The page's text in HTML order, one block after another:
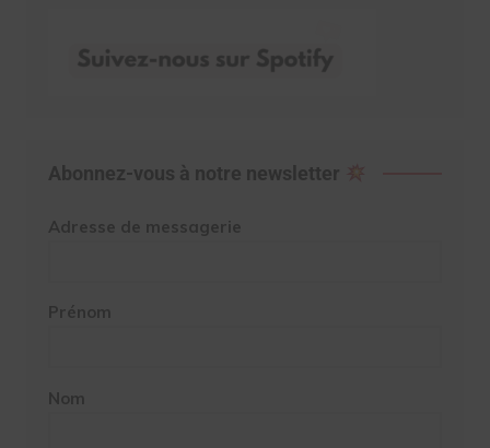
Abonnez-vous à notre newsletter
Adresse de messagerie
Prénom
Nom